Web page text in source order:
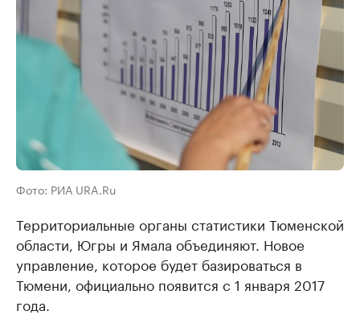
Фото: РИА URA.Ru
Территориальные органы статистики Тюменской
области, Югры и Ямала объединяют. Новое
управление, которое будет базироваться в
Тюмени, официально появится с 1 января 2017
года.